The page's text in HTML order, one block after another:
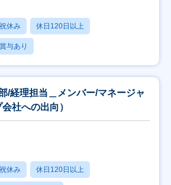
休み 休日120日以上
賞与あり
/経理担当＿メンバー/マネージャ
社への出向）
休み 休日120日以上